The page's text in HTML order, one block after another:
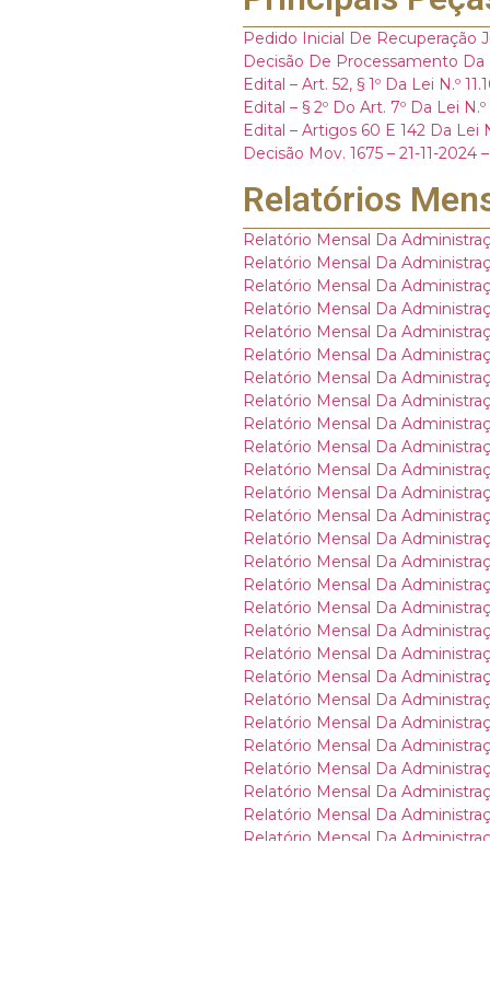
Pedido Inicial De Recuperação
Decisão De Processamento Da
Edital – Art. 52, § 1º Da Lei N.º
Edital – § 2º Do Art. 7º Da Lei N.º
Edital – Artigos 60 E 142 Da Lei
Decisão Mov. 1675 – 21-11-
Relatórios
Relatório Mensal Da
Relatório Mensal Da
Relatório Mensal Da
Relatório Mensal Da
Relatório Mensal Da
Relatório Mensal Da
Relatório Mensal Da
Relatório Mensal Da
Relatório Mensal Da
Relatório Mensal Da
Relatório Mensal Da
Relatório Mensal Da
Relatório Mensal Da
Relatório Mensal Da
Relatório Mensal Da
Relatório Mensal Da
Relatório Mensal Da
Relatório Mensal Da
Relatório Mensal Da
Relatório Mensal Da
Relatório Mensal Da
Relatório Mensal Da
Relatório Mensal Da
Relatório Mensal Da
Relatório Mensal Da
Relatório Mensal Da
Relatório Mensal Da